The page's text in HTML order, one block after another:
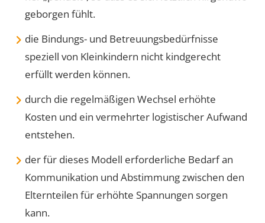
geborgen fühlt.
die Bindungs- und Betreuungsbedürfnisse
speziell von Kleinkindern nicht kindgerecht
erfüllt werden können.
durch die regelmäßigen Wechsel erhöhte
Kosten und ein vermehrter logistischer Aufwand
entstehen.
der für dieses Modell erforderliche Bedarf an
Kommunikation und Abstimmung zwischen den
Elternteilen für erhöhte Spannungen sorgen
kann.